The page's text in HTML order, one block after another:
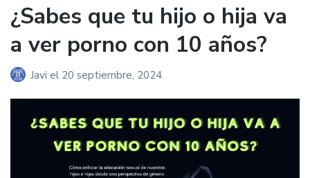
¿Sabes que tu hijo o hija va
a ver porno con 10 años?
Javi el 20 septiembre, 2024